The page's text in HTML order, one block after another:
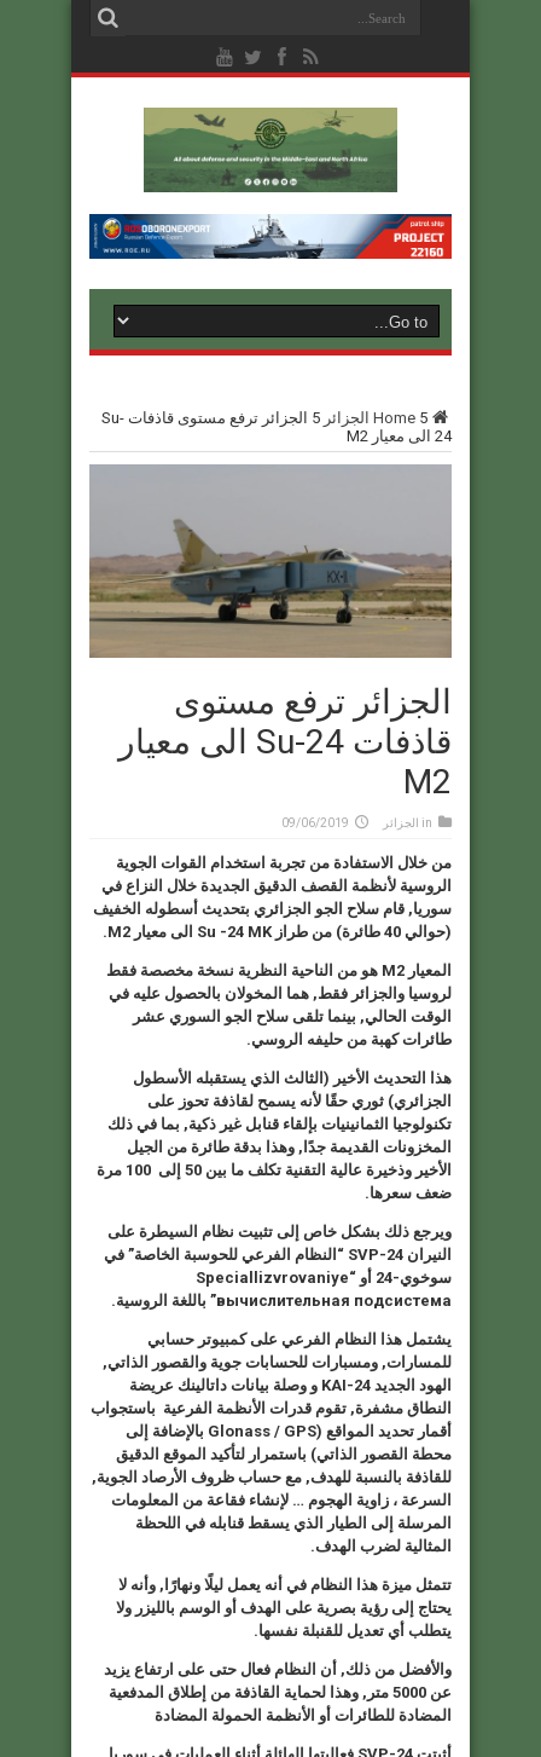
Home 5 الجزائر
الجزائر ترفع مستوى قاذفات Su-
24 الى معيار M2
الجزائر ترفع مستوى
قاذفات Su-24 الى معيار
M2
in الجزائر 09/06/2019
من خلال الاستفادة من تجربة استخدام القوات الجوية
الروسية لأنظمة القصف الدقيق الجديدة خلال النزاع في
سوريا, قام سلاح الجو الجزائري بتحديث أسطوله الخفيف
(حوالي 40 طائرة) من طراز
Su -24 MK الى معيار M2
.
المعيار M2 هو من الناحية النظرية نسخة مخصصة فقط
لروسيا والجزائر فقط, هما المخولان بالحصول عليه في
الوقت الحالي, بينما تلقى سلاح الجو السوري عشر
طائرات كهبة من حليفه الروسي.
هذا التحديث الأخير (الثالث الذي يستقبله الأسطول
الجزائري) ثوري حقًا لأنه يسمح لقاذفة تحوز على
تكنولوجيا الثمانينيات بإلقاء قنابل غير ذكية, بما في ذلك
المخزونات القديمة جدًا, وهذا بدقة طائرة من الجيل
الأخير وذخيرة عالية التقنية تكلف ما بين 50 إلى 100 مرة
ضعف سعرها.
ويرجع ذلك بشكل خاص إلى تثبيت نظام السيطرة على
النيران SVP-24
“النظام الفرعي للحوسبة الخاصة” في
سوخوي-24 أو “
Speciallizvrovaniye
вычислительная подсистема” باللغة الروسية.
يشتمل هذا النظام الفرعي على كمبيوتر حسابي
للمسارات, ومسبارات للحسابات جوية والقصور الذاتي,
الهود الجديد KAI-24 و وصلة بيانات داتالينك عريضة
النطاق مشفرة, تقوم قدرات الأنظمة الفرعية باستجواب
أقمار تحديد المواقع (Glonass / GPS بالإضافة إلى
محطة القصور الذاتي) باستمرار لتأكيد الموقع الدقيق
للقاذفة بالنسبة للهدف, مع حساب ظروف الأرصاد الجوية,
السرعة ، زاوية الهجوم … لإنشاء فقاعة من المعلومات
المرسلة إلى الطيار الذي يسقط قنابله في اللحظة
المثالية لضرب الهدف.
تتمثل ميزة هذا النظام في أنه يعمل ليلًا ونهارًا, وأنه لا
يحتاج إلى رؤية بصرية على الهدف أو الوسم بالليزر ولا
يتطلب أي تعديل للقنبلة نفسها.
والأفضل من ذلك, أن النظام فعال حتى على ارتفاع يزيد
عن 5000 متر, وهذا لحماية القاذفة من إطلاق المدفعية
المضادة للطائرات أو الأنظمة الحمولة المضادة